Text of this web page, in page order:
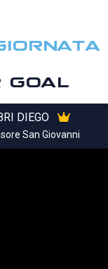
GOAL
DIEGO
San Giovanni